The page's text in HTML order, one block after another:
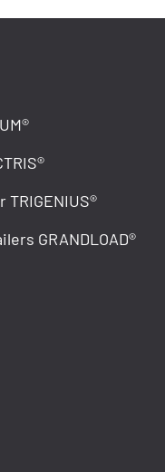
GRANDLOAD®